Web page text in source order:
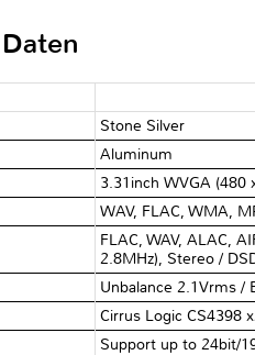
Stone Silver
Aluminum
3.31inch WVGA (480
WAV, FLAC, WMA,
FLAC, WAV, ALAC,
2.8MHz), Stereo /
Unbalance 2.1Vrms /
Cirrus Logic CS4398
Support up to 24bit/